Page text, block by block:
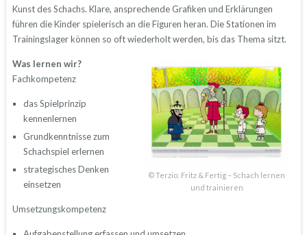
Kunst des Schachs. Klare, ansprechende Grafiken und Erklärungen
führen die Kinder spielerisch an die Figuren heran. Die Stationen im
Trainingslager können so oft wiederholt werden, bis das Thema sitzt.
© Terzio: Fritz & Fertig – Schach lernen
und trainieren
Was lernen wir?
Fachkompetenz
das Spielprinzip
kennenlernen
Grundkenntnisse zum
Schachspiel erlernen
strategisches Denken
einsetzen
Umsetzungskompetenz